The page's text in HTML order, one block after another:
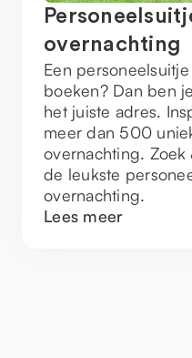
overnachting
Een
boeken? Dan ben
het juiste adres.
meer dan 500
overnachting.
de leukste
overnachting.
Lees meer